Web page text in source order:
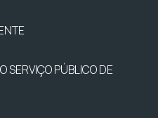
SERVIÇO PÚBLICO DE